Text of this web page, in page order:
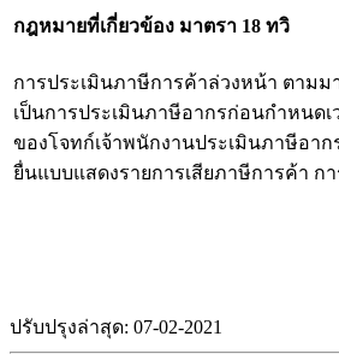
กฎหมายที่เกี่ยวข้อง มาตรา 18 ทวิ
การประเมินภาษีการค้าล่วงหน้า ตามม
เป็นการประเมินภาษีอากรก่อนกำหนด
ของโจทก์เจ้าพนักงานประเมินภาษีอา
ยื่นแบบแสดงรายการเสียภาษีการค้า ก
ปรับปรุงล่าสุด: 07-02-2021